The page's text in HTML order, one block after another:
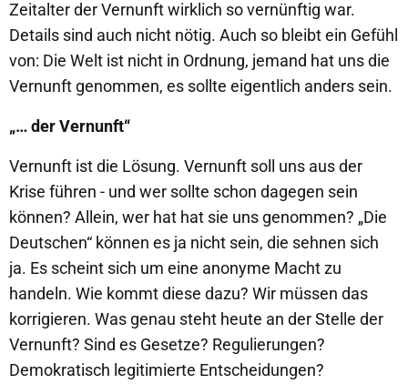
Zeitalter der Vernunft wirklich so vernünftig war.
Details sind auch nicht nötig. Auch so bleibt ein Gefühl
von: Die Welt ist nicht in Ordnung, jemand hat uns die
Vernunft genommen, es sollte eigentlich anders sein.
„… der Vernunft“
Vernunft ist die Lösung. Vernunft soll uns aus der
Krise führen - und wer sollte schon dagegen sein
können? Allein, wer hat hat sie uns genommen? „Die
Deutschen“ können es ja nicht sein, die sehnen sich
ja. Es scheint sich um eine anonyme Macht zu
handeln. Wie kommt diese dazu? Wir müssen das
korrigieren. Was genau steht heute an der Stelle der
Vernunft? Sind es Gesetze? Regulierungen?
Demokratisch legitimierte Entscheidungen?